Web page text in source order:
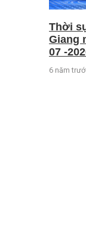
Thời
Giang
07 -
6 năm